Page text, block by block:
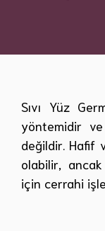
Sıvı Yüz
yöntemidir
değildir. Hafif
olabilir,
için cerrahi